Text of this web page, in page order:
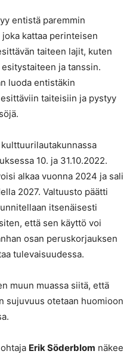
entistä paremmin
kattaa perinteisen
taiteen lajit, kuten
ja tanssin.
luoda entistäkin
taiteisiin ja pystyy
10. ja 31.10.2022.
alkaa vuonna 2024 ja sali
2027. Valtuusto päätti
itsenäisesti
että sen käyttö voi
osan peruskorjauksen
tulevaisuudessa.
muun muassa siitä, että
sujuvuus otetaan huomioon
Erik Söderblom näkee